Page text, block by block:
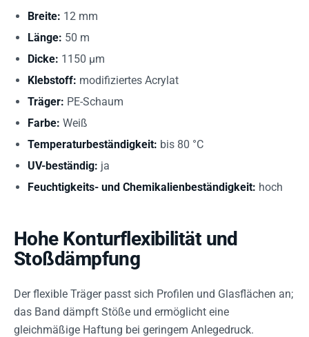
Breite: 12 mm
Länge: 50 m
Dicke: 1150 µm
Klebstoff: modifiziertes Acrylat
Träger: PE-Schaum
Farbe: Weiß
Temperaturbeständigkeit: bis 80 °C
UV-beständig: ja
Feuchtigkeits- und Chemikalienbeständigkeit: hoch
Hohe Konturflexibilität und
Stoßdämpfung
Der flexible Träger passt sich Profilen und Glasflächen an;
das Band dämpft Stöße und ermöglicht eine
gleichmäßige Haftung bei geringem Anlegedruck.